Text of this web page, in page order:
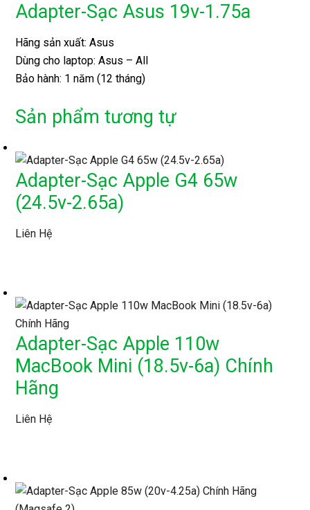
Adapter-Sạc Asus 19v-1.75a
Hãng sản xuất: Asus
Dùng cho laptop: Asus – All
Bảo hành: 1 năm (12 tháng)
Sản phẩm tương tự
Adapter-Sạc Apple G4 65w
(24.5v-2.65a)
Liên Hệ
Adapter-Sạc Apple 110w
MacBook Mini (18.5v-6a) Chính
Hãng
Liên Hệ